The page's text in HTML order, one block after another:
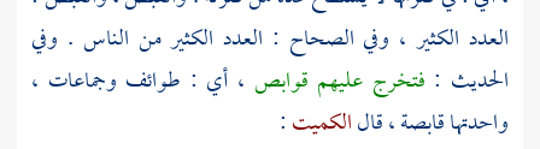
العدد الكثير ، وفي الصحاح : العدد الكثير من الناس . وفي
الحديث : فتخرج عليهم قوابص ، أي : طوائف وجماعات ،
واحدتها قابصة ، قالالكميت: